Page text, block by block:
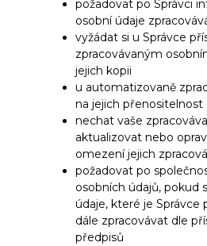
požadovat po Správci
osobní údaje
vyžádat si u Správce
zpracovávaným
jejich kopii
u automatizovaně
na jejich přenositelnost
nechat vaše
aktualizovat nebo
omezení jejich
požadovat po
osobních údajů, pokud
údaje, které je Správce
dále zpracovávat dle
předpisů